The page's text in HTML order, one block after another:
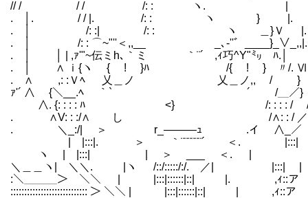
// / / / /: : ヽ. |
. │. / / |. /: : ヽ } |. |⌒ﾆ
. │ /: :| /: : ヽ ＿}Ｖ
. │ /: : ⌒~"''＜,,__ _､-''゛
. │ │ | ,ｧ'"~伝ミh､｀ミ ｀¨´ ,ｨ巧^Y"㍉ ﾊ.│
. │ ∧ ｉ{ヽ { ! }ﾊ /{ ! } 〃/. Ⅵ
. ∧ ,: :Ｖﾍ 乂＿ノ 乂＿ノ,, / } ＼＿＿ "''
ｧ'´ ∧ {＼__.ﾍ ｀`￣ ￣´ /
∧. {: : : : ﾊ <} /: : : : /
. ∧V: : :/∧ し /∧: : / ／/￣
. ＼_:/| ＞ r_―――ｭ .イ ∧_
| |:::|. ＞ ｀¨¨¨¨¨¨´ ＜.
ヽ | |:::| | ＞ ___ ＜. |
＼＿＿ヽ| ＼＼. |ヽ /::/:::::/:/.
:＼＿＿＿＞ ＼＼ | |:::|::::::|::| |.
:::::::::::::::::::::::::::: ＞ ＼＼ | |:::|::::::|::| | ,ｨ